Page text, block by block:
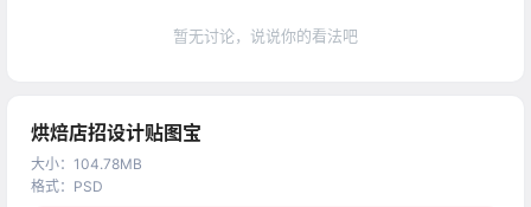
暂无讨论，说说你的看法吧
烘焙店招设计贴图宝
大小： 104.78MB
格式： PSD